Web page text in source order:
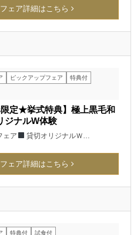
フェア詳細はこちら
ピックアップフェア
特典付
定★挙式特典】極上黒毛和
ジナルW体験
ェア 貸切オリジナルＷ…
フェア詳細はこちら
特典付 試食付